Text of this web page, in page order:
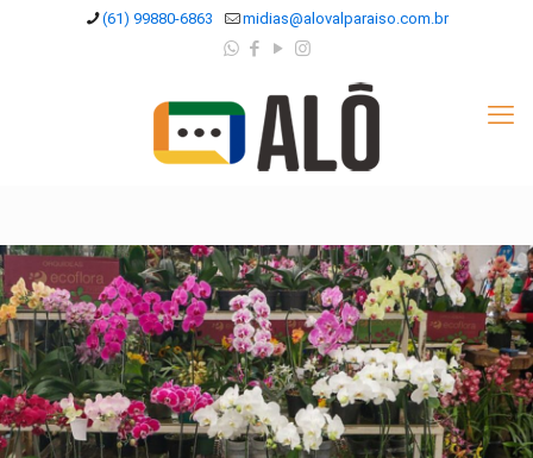
(61) 99880-6863 midias@alovalparaiso.com.br